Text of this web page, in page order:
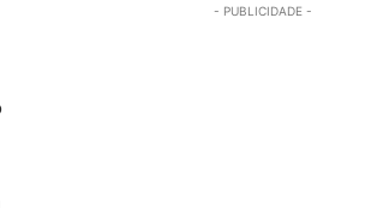
- PUBLICIDADE -